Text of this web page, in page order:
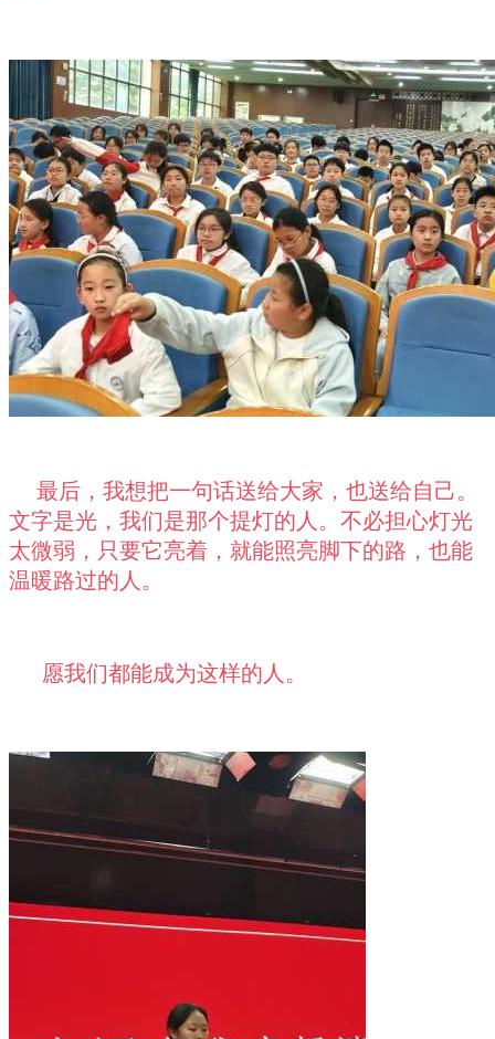
最后，我想把一句话送给大家，也送给自己。
文字是光，我们是那个提灯的人。不必担心灯光
太微弱，只要它亮着，就能照亮脚下的路，也能
温暖路过的人。
愿我们都能成为这样的人。